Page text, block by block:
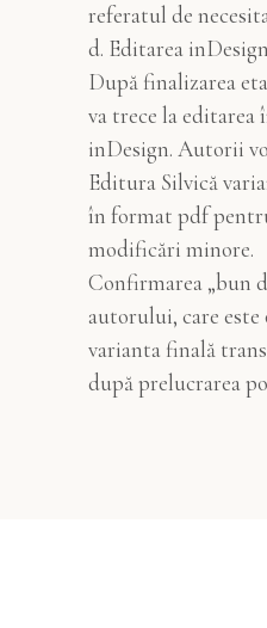
referatul de
d. Editarea inDesign
După finalizarea
va trece la editarea
inDesign. Autorii
Editura Silvică
în format pdf
modificări minore.
Confirmarea „bun
autorului, care
varianta finală
după prelucrarea